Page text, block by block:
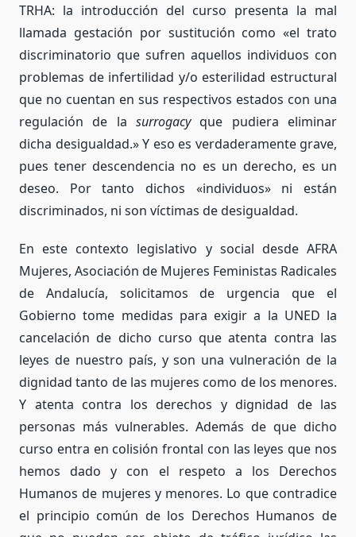
TRHA: la introducción del curso presenta la mal
llamada gestación por sustitución como «el trato
discriminatorio que sufren aquellos individuos con
problemas de infertilidad y/o esterilidad estructural
que no cuentan en sus respectivos estados con una
regulación de la surrogacyque pudiera eliminar
dicha desigualdad.» Y eso es verdaderamente grave,
pues tener descendencia no es un derecho, es un
deseo. Por tanto dichos «individuos» ni están
discriminados, ni son víctimas de desigualdad.
En este contexto legislativo y social desde AFRA
Mujeres, Asociación de Mujeres Feministas Radicales
de Andalucía, solicitamos de urgencia que el
Gobierno tome medidas para exigir a la UNED la
cancelación de dicho curso que atenta contra las
leyes de nuestro país, y son una vulneración de la
dignidad tanto de las mujeres como de los menores.
Y atenta contra los derechos y dignidad de las
personas más vulnerables. Además de que dicho
curso entra en colisión frontal con las leyes que nos
hemos dado y con el respeto a los Derechos
Humanos de mujeres y menores. Lo que contradice
el principio común de los Derechos Humanos de